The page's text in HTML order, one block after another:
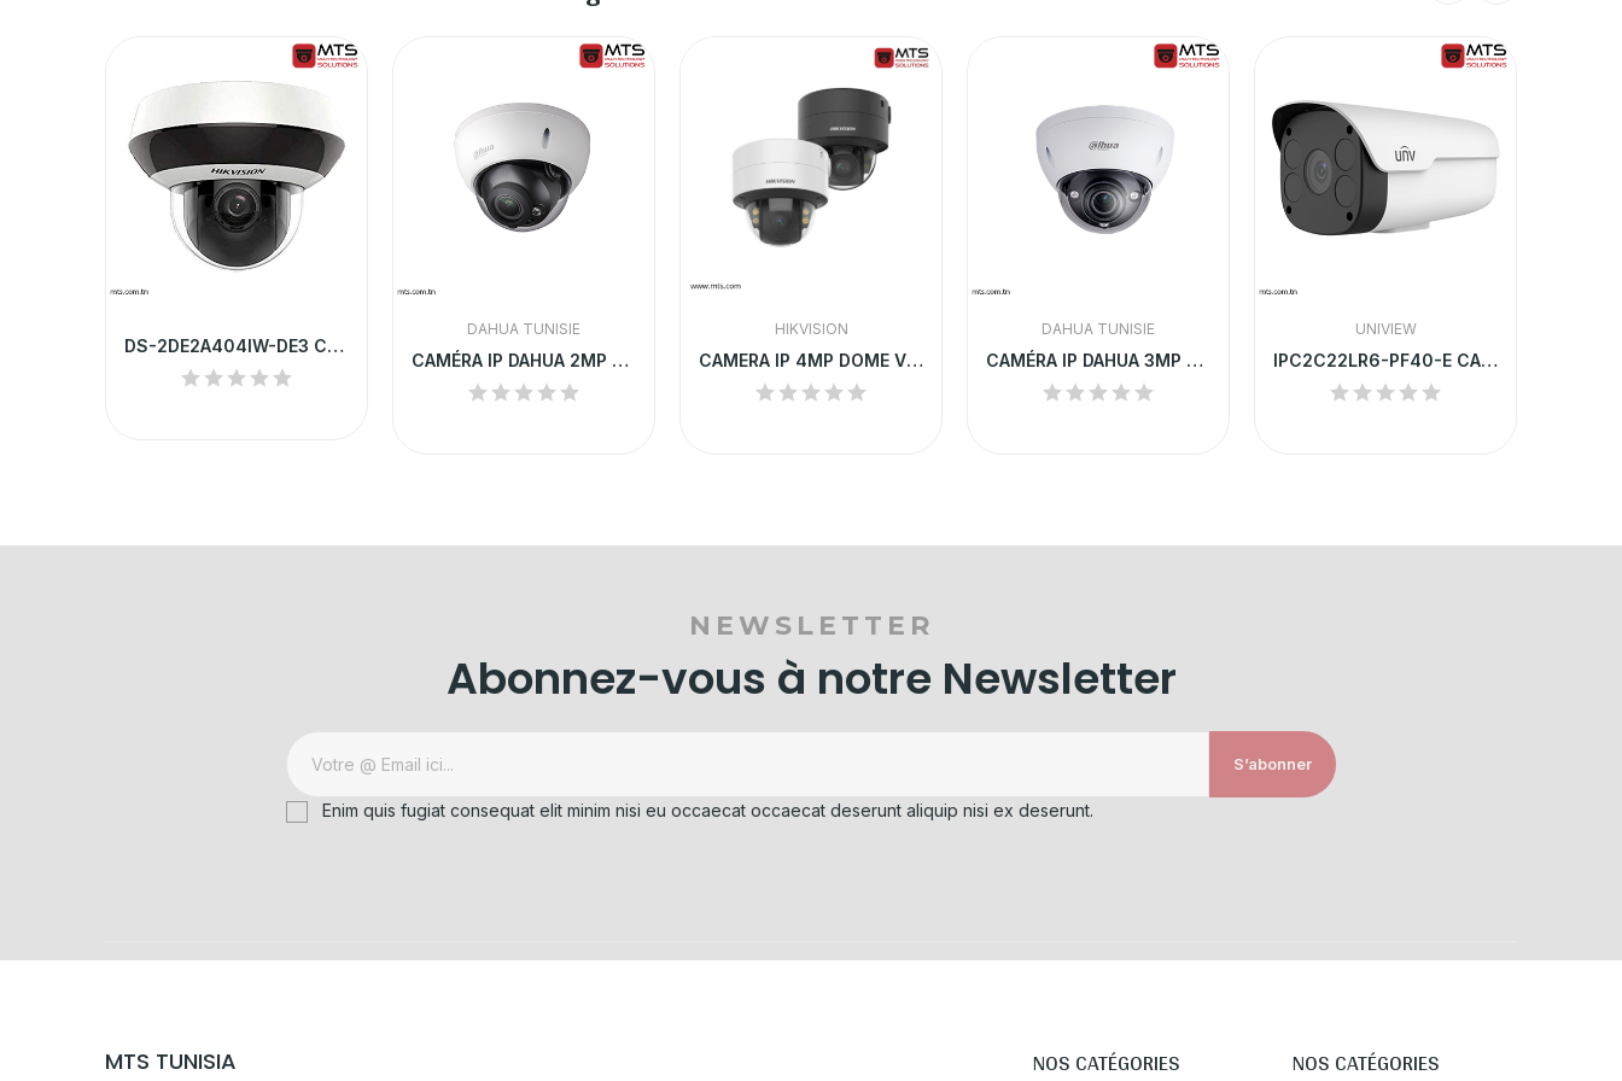
DS-2DE2A404IW-DE3 Caméra IP 4Mp Mini PTZ X4...
DAHUA TUNISIE
CAMÉRA IP DAHUA 2MP DÔME EXTÉRIEURE VARIFOCALE...
HIKVISION
CAMERA IP 4MP DOME VF ColorVu, IP67, IK10...
DAHUA TUNISIE
CAMÉRA IP DAHUA 3MP DÔME MOTORISÉ EXTÉRIEUR |...
UNIVIEW
IPC2C22LR6-PF40-E CAMERA IP UNV TUBE 2MP POE IR...
NEWSLETTER
Abonnez-vous à notre Newsletter
S’abonner
Enim quis fugiat consequat elit minim nisi eu occaecat occaecat deserunt aliquip nisi ex deserunt.
MTS TUNISIA NOS CATÉGORIES NOS CATÉGORIES